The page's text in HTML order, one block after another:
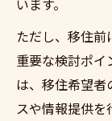
います。
ただし、移住
重要な検討ポイ
は、移住希望者
スや情報提供を